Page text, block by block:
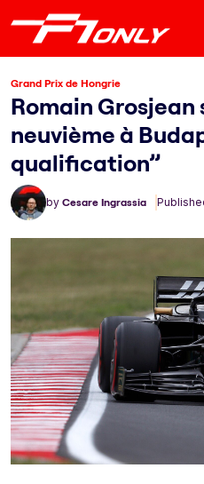
Grand Prix de Hongrie
Romain Grosjean
neuvième à
qualification”
by Cesare Ingrassia